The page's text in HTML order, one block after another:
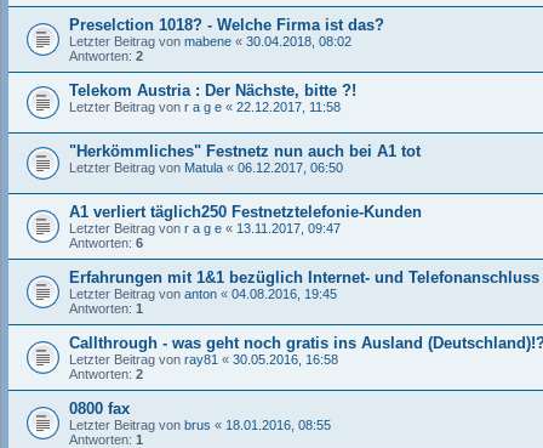
Preselction 1018? - Welche Firma ist das?
Letzter Beitrag von mabene « 30.04.2018, 08:02
Antworten: 2
Telekom Austria : Der Nächste, bitte ?!
Letzter Beitrag von r a g e « 22.12.2017, 11:58
"Herkömmliches" Festnetz nun auch bei A1 tot
Letzter Beitrag von Matula « 06.12.2017, 06:50
A1 verliert täglich250 Festnetztelefonie-Kunden
Letzter Beitrag von r a g e « 13.11.2017, 09:47
Antworten: 6
Erfahrungen mit 1&1 bezüglich Internet- und
Letzter Beitrag von anton « 04.08.2016, 19:45
Antworten: 1
Callthrough - was geht noch gratis ins Ausland
Letzter Beitrag von ray81 « 30.05.2016, 16:58
Antworten: 2
0800 fax
Letzter Beitrag von brus « 18.01.2016, 08:55
Antworten: 1